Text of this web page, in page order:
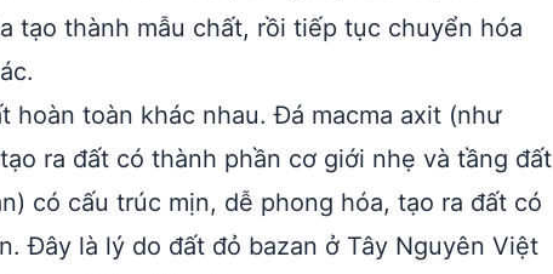
tạo thành mẫu chất, rồi tiếp tục chuyển hóa
hoàn toàn khác nhau. Đá macma axit (như
ra đất có thành phần cơ giới nhẹ và tầng đất
có cấu trúc mịn, dễ phong hóa, tạo ra đất có
Đây là lý do đất đỏ bazan ở Tây Nguyên Việt